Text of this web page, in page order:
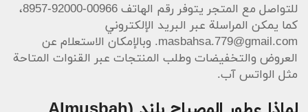
للتواصل مع المتجر يتوفر رقم الهاتف 00966-92000-8957،
كما يمكن المراسلة عبر البريد الإلكتروني
masbahsa.779@gmail.com. وبالإمكان الاستعلام عن
العروض والتخفيضات وطلب المنتجات عبر القنوات المتاحة
مثل الواتس آب.